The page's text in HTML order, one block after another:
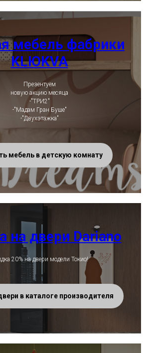
мебель фабрики
KLЮKVA
Презентуем
новую акцию месяца
-"ТРИ2"
-"Мадам Гран Буше"
-"Двухэтажка"
мебель в детскую комнату
на двери Dariano
20% на двери модели Токио!
в каталоге производителя